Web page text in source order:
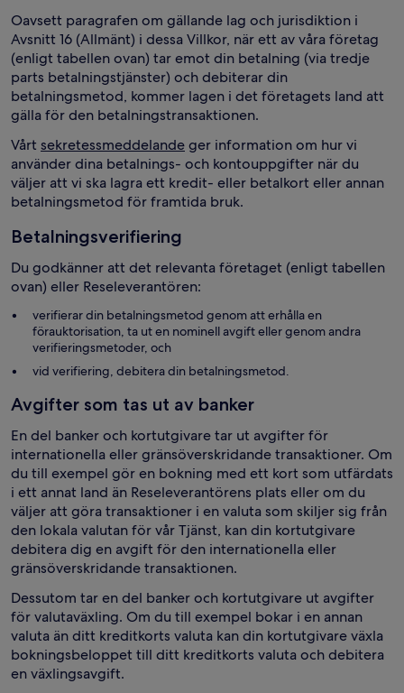
Oavsett paragrafen om gällande lag och jurisdiktion i
Avsnitt 16 (Allmänt) i dessa Villkor, när ett av våra företag
(enligt tabellen ovan) tar emot din betalning (via tredje
parts betalningstjänster) och debiterar din
betalningsmetod, kommer lagen i det företagets land att
gälla för den betalningstransaktionen.
Vårt sekretessmeddelandeger information om hur vi
använder dina betalnings- och kontouppgifter när du
väljer att vi ska lagra ett kredit- eller betalkort eller annan
betalningsmetod för framtida bruk.
Betalningsverifiering
Du godkänner att det relevanta företaget (enligt tabellen
ovan) eller Reseleverantören:
verifierar din betalningsmetod genom att erhålla en
förauktorisation, ta ut en nominell avgift eller genom andra
verifieringsmetoder, och
vid verifiering, debitera din betalningsmetod.
Avgifter som tas ut av banker
En del banker och kortutgivare tar ut avgifter för
internationella eller gränsöverskridande transaktioner. Om
du till exempel gör en bokning med ett kort som utfärdats
i ett annat land än Reseleverantörens plats eller om du
väljer att göra transaktioner i en valuta som skiljer sig från
den lokala valutan för vår Tjänst, kan din kortutgivare
debitera dig en avgift för den internationella eller
gränsöverskridande transaktionen.
Dessutom tar en del banker och kortutgivare ut avgifter
för valutaväxling. Om du till exempel bokar i en annan
valuta än ditt kreditkorts valuta kan din kortutgivare växla
bokningsbeloppet till ditt kreditkorts valuta och debitera
en växlingsavgift.